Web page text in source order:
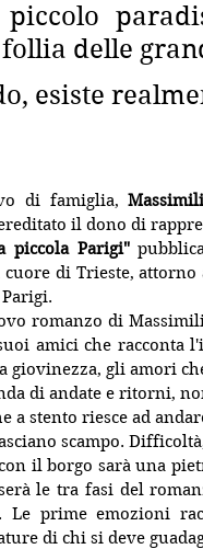
delle
esiste
di famiglia,
il dono di
piccola Parigi"
di Trieste,
romanzo di
amici che racconta
giovinezza, gli amori
di andate e ritorni,
a stento riesce ad
scampo.
il borgo sarà una
le tra fasi del
prime emozioni
di chi si deve